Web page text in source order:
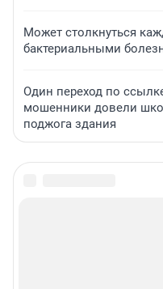
Может столкнуться
бактериальными
Один переход по
мошенники довели
поджога здания